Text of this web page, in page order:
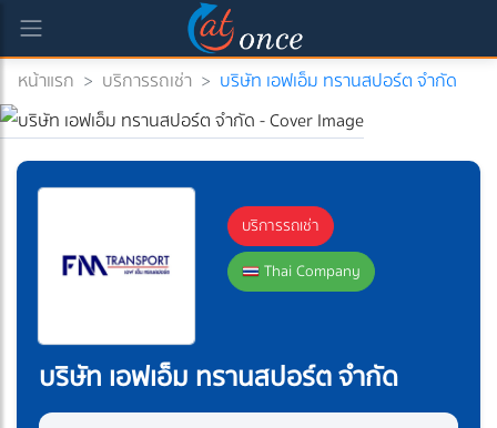
หน้าแรก > บริการรถเช่า > บริษัท เอฟเอ็ม ทรานสปอร์ต จำกัด
บริการรถเช่า
Thai Company
บริษัท เอฟเอ็ม ทรานสปอร์ต จำกัด